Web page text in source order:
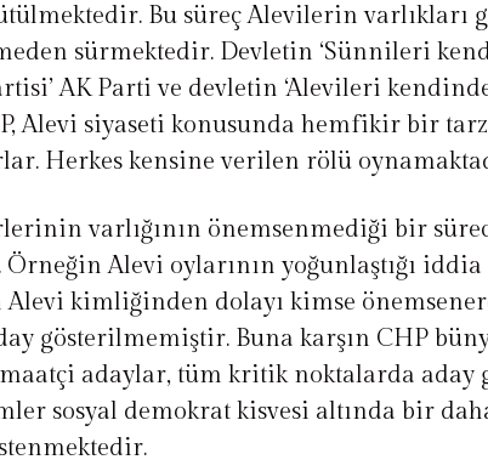
Bu süreç Alevilerin varlıkları
sürmektedir. Devletin ‘Sünnileri
AK Parti ve devletin ‘Alevileri
Alevi siyaseti konusunda hemfikir bir
Herkes kensine verilen rölü
varlığının önemsenmediği bir
Örneğin Alevi oylarının yoğunlaştığı
Alevi kimliğinden dolayı kimse
gösterilmemiştir. Buna karşın CHP
adaylar, tüm kritik noktalarda aday
sosyal demokrat kisvesi altında bir